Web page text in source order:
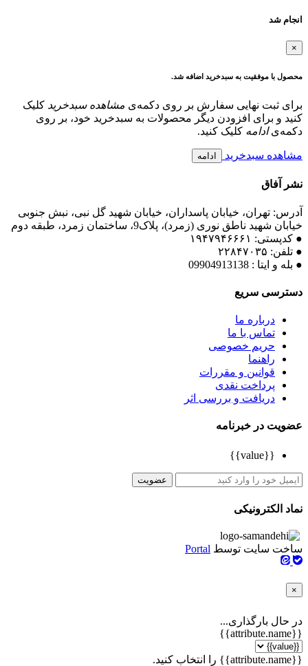
انجام شد
×
محصول با موفقیت به سبدخرید اضافه شد.
برای ثبت نهایی سفارش بر روی دکمه‌ی مشاهده سبدخرید کلیک
کنید و برای افزودن دیگر محصولات به سبدخرید خود، بر روی
دکمه‌یادامه کلیک کنید.
مشاهده سبدخرید ادامه
نشر آفاق
آدرس: تهران، خیابان پاسداران، خیابان شهید گل نبی، نبش جنوبی
خیابان شهید ناطق نوری (زمرد)، پلاک9، ساختمان زمرد، طبقه دوم
● کدپستی: ۱۹۴۷۹۴۶۶۶۱
● تلفن: ٢٢٨۴٧۰۳۵
● بله و ایتا : 09904913138
دسترسی سریع
درباره ما
تماس با ما
حریم خصوصی
راهنما
قوانین و مقررات
پرداخت نقدی
دریافت و بررسی اثر
عضویت در خبرنامه
{{value}}
عضویت
نماد الکترونیکی
ساخت سایت توسط Portal
×
در حال بارگذاری...
{{attribute.name}}
{{attribute.name}} را انتخاب کنید.